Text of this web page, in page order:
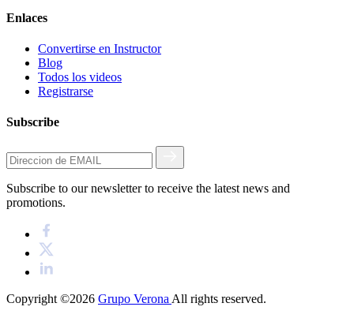
Enlaces
Convertirse en Instructor
Blog
Todos los videos
Registrarse
Subscribe
Subscribe to our newsletter to receive the latest news and
promotions.
Copyright ©2026 Grupo Verona All rights reserved.